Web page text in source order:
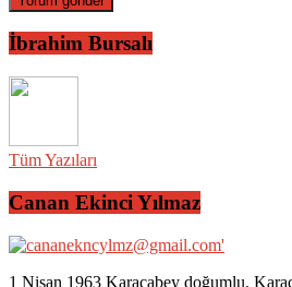
İbrahim Bursalı
Tüm Yazıları
Canan Ekinci Yılmaz
1 Nisan 1963 Karacabey doğumlu.